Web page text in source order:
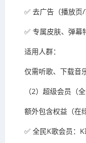
✅ 去广告（播放页/
✅ 专属皮肤、弹幕
适用人群：
仅需听歌、下载音
（2）超级会员（全
额外包含权益（在
✅ 全民K歌会员：